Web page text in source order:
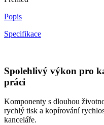
Popis
Specifikace
Spolehlivý výkon pro
práci
Komponenty s dlouhou
rychlý tisk a kopírování
kanceláře.